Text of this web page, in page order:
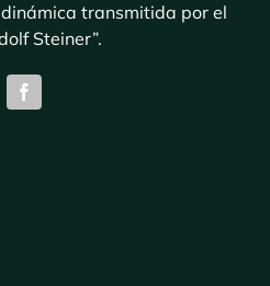
transmitida por el
Steiner”.